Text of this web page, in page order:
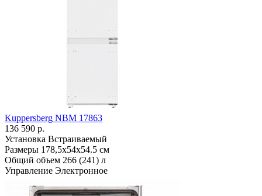
Kuppersberg NBM 17863
136 590 р.
Установка Встраиваемый
Размеры 178,5х54х54.5 см
Общий объем 266 (241) л
Управление Электронное